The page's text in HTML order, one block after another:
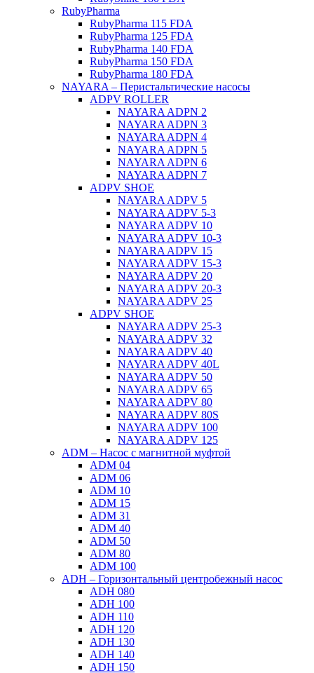
RubyPharma
RubyPharma 115 FDA
RubyPharma 125 FDA
RubyPharma 140 FDA
RubyPharma 150 FDA
RubyPharma 180 FDA
NAYARA – Перистальтические насосы
ADPV ROLLER
NAYARA ADPN 2
NAYARA ADPN 3
NAYARA ADPN 4
NAYARA ADPN 5
NAYARA ADPN 6
NAYARA ADPN 7
ADPV SHOE
ΝAYARA ADPV 5
NAYARA ADPV 5-3
NAYARA ADPV 10
NAYARA ADPV 10-3
NAYARA ADPV 15
NAYARA ADPV 15-3
NAYARA ADPV 20
NAYARA ADPV 20-3
NAYARA ADPV 25
ADPV SHOE
NAYARA ADPV 25-3
NAYARA ADPV 32
NAYARA ADPV 40
NAYARA ADPV 40L
NAYARA ADPV 50
NAYARA ADPV 65
NAYARA ADPV 80
NAYARA ADPV 80S
NAYARA ADPV 100
NAYARA ADPV 125
ADM – Насос с магнитной муфтой
ADM 04
ADM 06
ADM 10
ADM 15
ADM 31
ADM 40
ADM 50
ADM 80
ADM 100
ADH – Горизонтальный центробежный насос
ADH 080
ADH 100
ADH 110
ADH 120
ADH 130
ADH 140
ADH 150